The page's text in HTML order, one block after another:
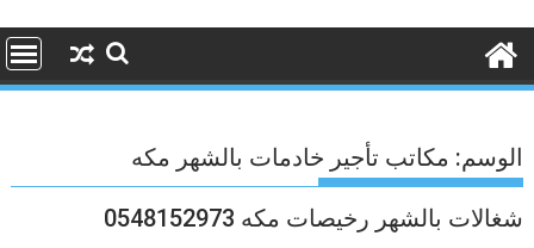
الوسم: مكاتب تأجير خادمات بالشهر مكه
شغالات بالشهر رخيصات مكه 0548152973